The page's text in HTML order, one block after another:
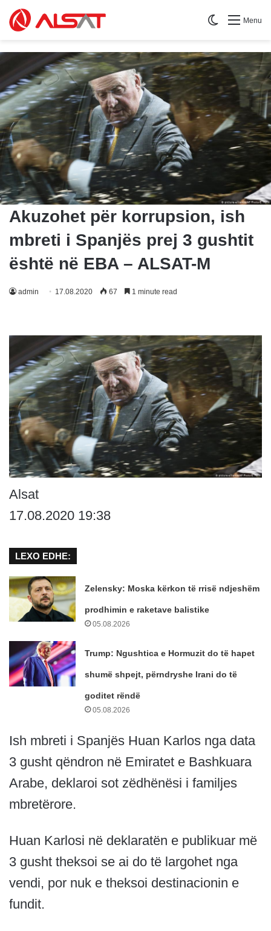
Menu
Switch skin
Akuzohet për korrupsion, ish
mbreti i Spanjës prej 3 gushtit
është në EBA – ALSAT-M
admin 17.08.2020 67 1 minute read
Alsat
17.08.2020 19:38
LEXO EDHE:
Zelensky: Moska kërkon të rrisë ndjeshëm
prodhimin e raketave balistike
05.08.2026
Trump: Ngushtica e Hormuzit do të hapet
shumë shpejt, përndryshe Irani do të
goditet rëndë
05.08.2026
Ish mbreti i Spanjës Huan Karlos nga data
3 gusht qëndron në Emiratet e Bashkuara
Arabe, deklaroi sot zëdhënësi i familjes
mbretërore.
Huan Karlosi në deklaratën e publikuar më
3 gusht theksoi se ai do të largohet nga
vendi, por nuk e theksoi destinacionin e
fundit.